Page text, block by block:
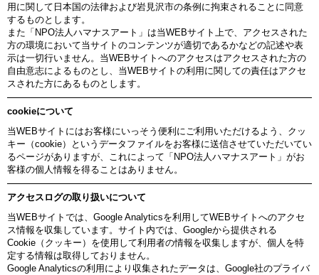
用に関して日本国の法律および岩見沢市の条例に拘束されることに同意
するものとします。
また「NPO法人ハマナスアート」は当WEBサイト上で、アクセスされた
方の環境において当サイトのコンテンツが適切であるかなどの記述や表
示は一切行いません。当WEBサイトへのアクセスはアクセスされた方の
自由意志によるものとし、当WEBサイトの利用に関しての責任はアクセ
スされた方にあるものとします。
cookieについて
当WEBサイトにはお客様にいっそう便利にご利用いただけるよう、クッ
キー（cookie）というデータファイルをお客様に送信させていただいてい
るページがありますが、これによって「NPO法人ハマナスアート」がお
客様の個人情報を得ることはありません。
アクセスログの取り扱いについて
当WEBサイトでは、Google Analyticsを利用してWEBサイトへのアクセ
ス情報を収集しています。サイト内では、Googleから提供される
Cookie（クッキー）を使用して利用者の情報を収集しますが、個人を特
定する情報は取得しておりません。
Google Analyticsの利用により収集されたデータは、Google社のプライバ